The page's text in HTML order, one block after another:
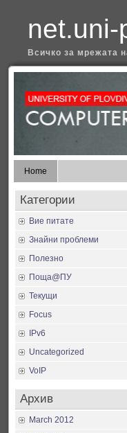
net.uni-
Всичко за мрежата
Home
Категории
Вие питате
Знайни проблеми
Полезно
Поща@ПУ
Текущи
Focus
IPv6
Uncategorized
VoIP
Архив
March 2012